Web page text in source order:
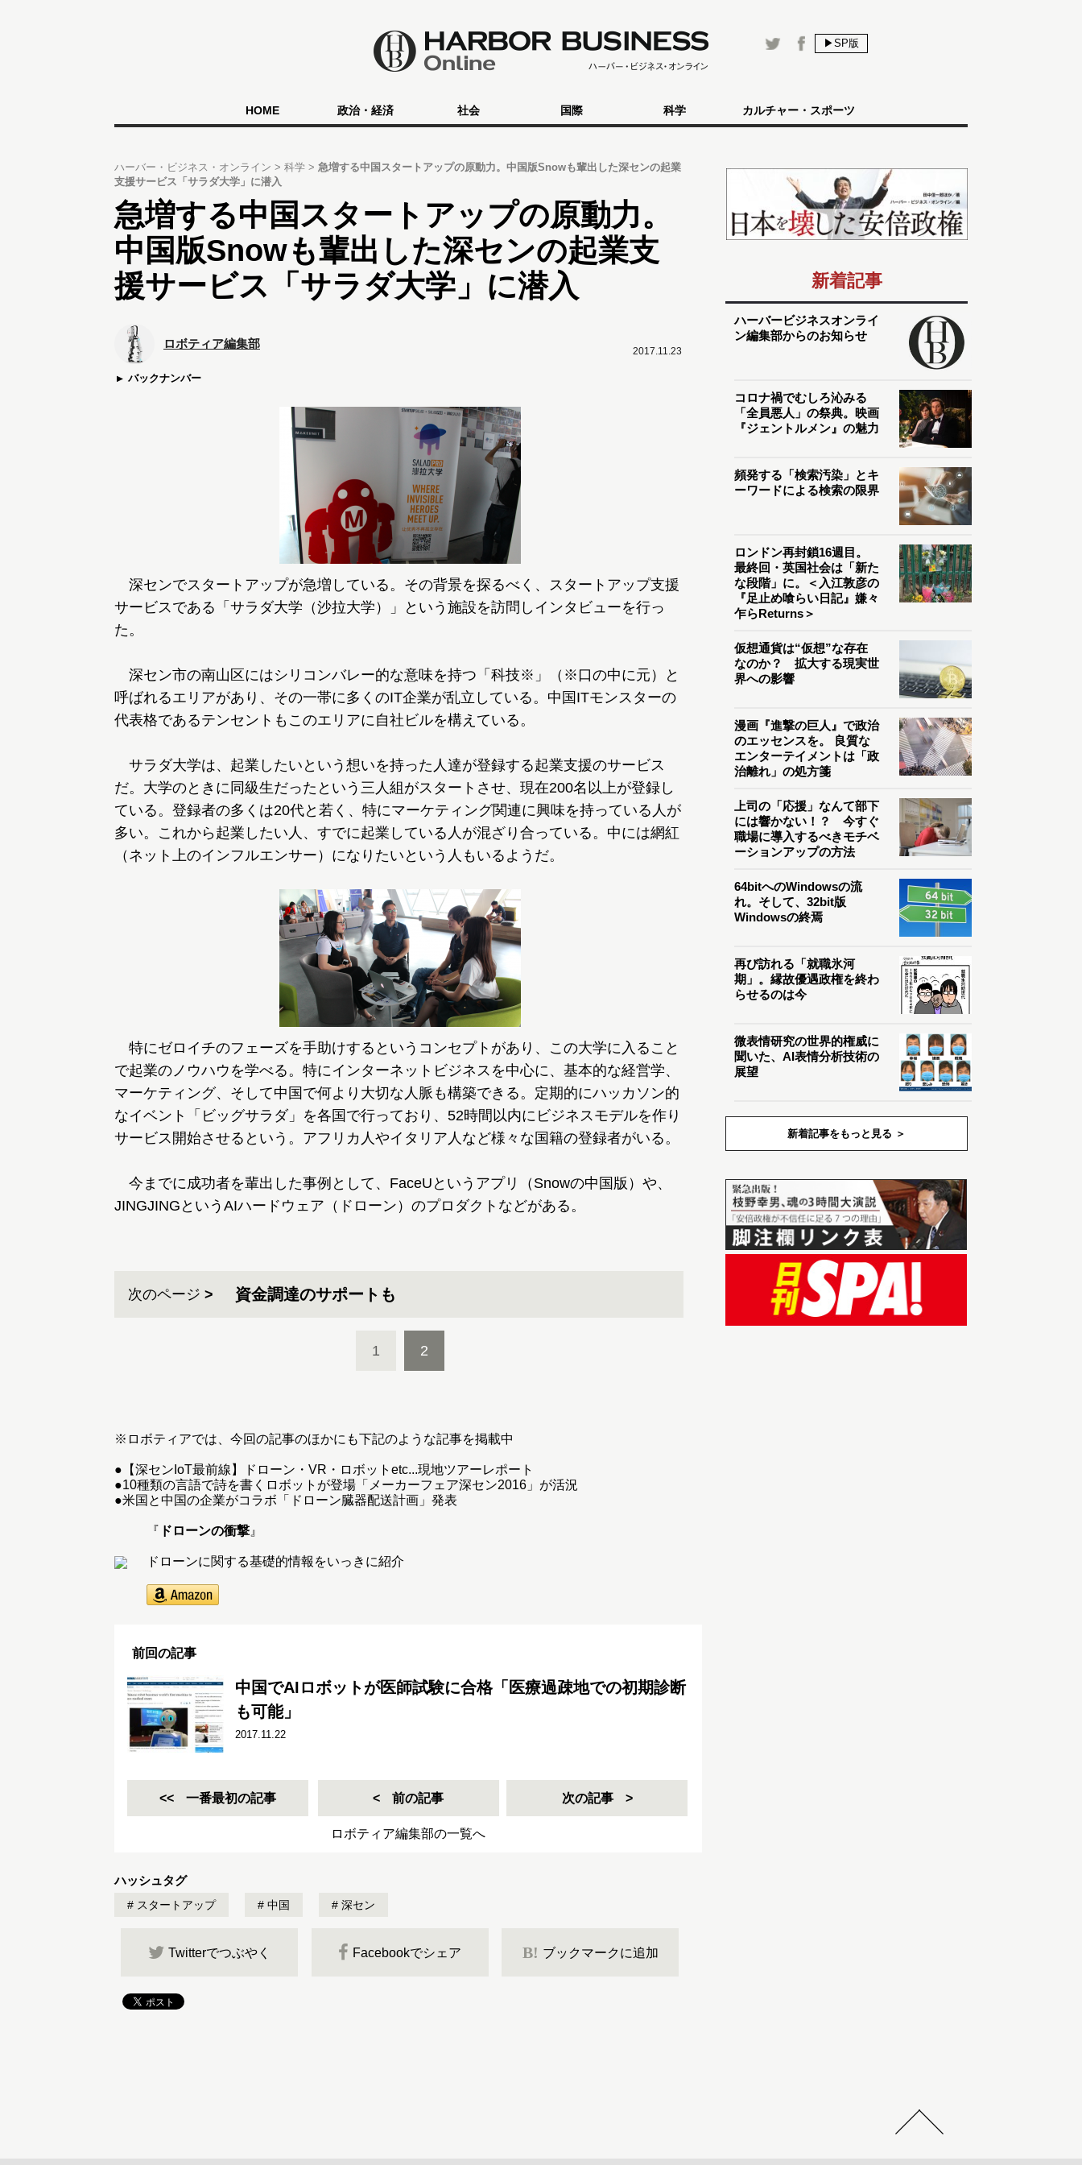
▶SP版
HOME 政治・経済 社会 国際 科学 カルチャー・スポーツ
ハーバー・ビジネス・オンライン 科学
急増する中国スタートアップの原動力。中国版Snowも輩出した深センの起業
支援サービス「サラダ大学」に潜入
急増する中国スタートアップの原動力。
中国版Snowも輩出した深センの起業支
援サービス「サラダ大学」に潜入
2017.11.23
ロボティア編集部
バックナンバー
深センでスタートアップが急増している。その背景を探るべく、スタートアップ支援
サービスである「サラダ大学（沙拉大学）」という施設を訪問しインタビューを行っ
た。
深セン市の南山区にはシリコンバレー的な意味を持つ「科技※」（※口の中に元）と
呼ばれるエリアがあり、その一帯に多くのIT企業が乱立している。中国ITモンスターの
代表格であるテンセントもこのエリアに自社ビルを構えている。
サラダ大学は、起業したいという想いを持った人達が登録する起業支援のサービス
だ。大学のときに同級生だったという三人組がスタートさせ、現在200名以上が登録し
ている。登録者の多くは20代と若く、特にマーケティング関連に興味を持っている人が
多い。これから起業したい人、すでに起業している人が混ざり合っている。中には網紅
（ネット上のインフルエンサー）になりたいという人もいるようだ。
特にゼロイチのフェーズを手助けするというコンセプトがあり、この大学に入ること
で起業のノウハウを学べる。特にインターネットビジネスを中心に、基本的な経営学、
マーケティング、そして中国で何より大切な人脈も構築できる。定期的にハッカソン的
なイベント「ビッグサラダ」を各国で行っており、52時間以内にビジネスモデルを作り
サービス開始させるという。アフリカ人やイタリア人など様々な国籍の登録者がいる。
今までに成功者を輩出した事例として、FaceUというアプリ（Snowの中国版）や、
JINGJINGというAIハードウェア（ドローン）のプロダクトなどがある。
次のページ 資金調達のサポートも
1 2
※ロボティアでは、今回の記事のほかにも下記のような記事を掲載中
● 【深センIoT最前線】ドローン・VR・ロボットetc...現地ツアーレポート
●10種類の言語で詩を書くロボットが登場「メーカーフェア深セン2016」が活況
●米国と中国の企業がコラボ「ドローン臓器配送計画」発表
『 ドローンの衝撃 』
ドローンに関する基礎的情報をいっきに紹介
前回の記事
中国でAIロボットが医師試験に合格「医療過疎地での初期診断
も可能」
2017.11.22
一番最初の記事 前の記事 次の記事
ロボティア編集部の一覧へ
ハッシュタグ
スタートアップ 中国 深セン
Twitterでつぶやく Facebookでシェア B! ブックマークに追加
新着記事
ハーバービジネスオンライ
ン編集部からのお知らせ
コロナ禍でむしろ沁みる
「全員悪人」の祭典。映画
『ジェントルメン』の魅力
頻発する「検索汚染」とキ
ーワードによる検索の限界
ロンドン再封鎖16週目。
最終回・英国社会は「新た
な段階」に。＜入江敦彦の
『足止め喰らい日記』嫌々
乍らReturns＞
仮想通貨は“仮想”な存在
なのか？ 拡大する現実世
界への影響
漫画『進撃の巨人』で政治
のエッセンスを。 良質な
エンターテイメントは「政
治離れ」の処方箋
上司の「応援」なんて部下
には響かない！？ 今すぐ
職場に導入するべきモチベ
ーションアップの方法
64bitへのWindowsの流
れ。そして、32bit版
Windowsの終焉
再び訪れる「就職氷河
期」。縁故優遇政権を終わ
らせるのは今
微表情研究の世界的権威に
聞いた、AI表情分析技術の
展望
新着記事をもっと見る